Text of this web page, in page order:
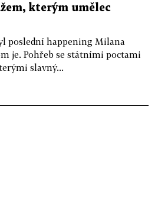
kterým umělec
poslední happening Milana
je. Pohřeb se státními poctami
slavný...